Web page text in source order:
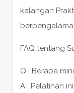
kalangan
FAQ tentang
Q : Berapa
A : Pelatihan